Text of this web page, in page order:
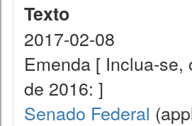
Texto
2017-02-08
Emenda [ Inclua-se,
de 2016: ]
Senado Federal